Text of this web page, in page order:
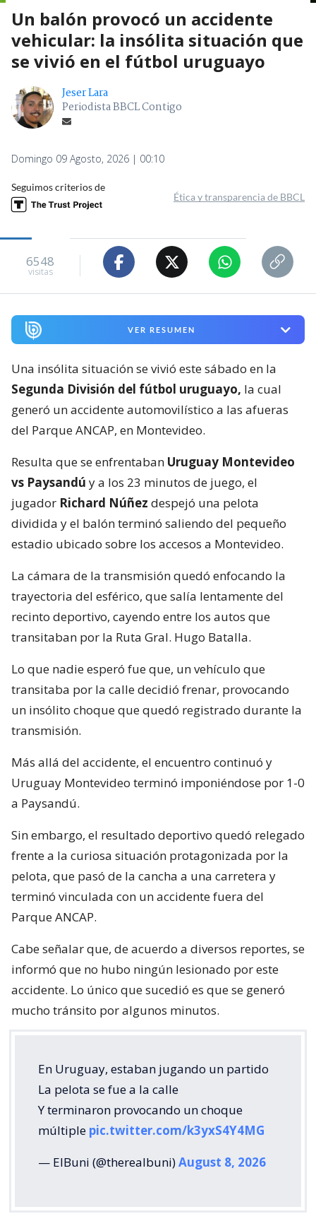
Un balón provocó un accidente
vehicular: la insólita situación que
se vivió en el fútbol uruguayo
Jeser Lara
Periodista BBCL Contigo
Domingo 09 Agosto, 2026 | 00:10
Seguimos criterios de
Ética y transparencia de BBCL
6548
visitas
VER RESUMEN
Una insólita situación se vivió este sábado en la
Segunda División del fútbol uruguayo, la cual
generó un accidente automovilístico a las afueras
del Parque ANCAP, en Montevideo.
Resulta que se enfrentaban Uruguay Montevideo
vs Paysandú y a los 23 minutos de juego, el
jugador Richard Núñez despejó una pelota
dividida y el balón terminó saliendo del pequeño
estadio ubicado sobre los accesos a Montevideo.
La cámara de la transmisión quedó enfocando la
trayectoria del esférico, que salía lentamente del
recinto deportivo, cayendo entre los autos que
transitaban por la Ruta Gral. Hugo Batalla.
Lo que nadie esperó fue que, un vehículo que
transitaba por la calle decidió frenar, provocando
un insólito choque que quedó registrado durante la
transmisión.
Más allá del accidente, el encuentro continuó y
Uruguay Montevideo terminó imponiéndose por 1-0
a Paysandú.
Sin embargo, el resultado deportivo quedó relegado
frente a la curiosa situación protagonizada por la
pelota, que pasó de la cancha a una carretera y
terminó vinculada con un accidente fuera del
Parque ANCAP.
Cabe señalar que, de acuerdo a diversos reportes, se
informó que no hubo ningún lesionado por este
accidente. Lo único que sucedió es que se generó
mucho tránsito por algunos minutos.
En Uruguay, estaban jugando un partido
La pelota se fue a la calle
Y terminaron provocando un choque
múltiple pic.twitter.com/k3yxS4Y4MG
— ElBuni (@therealbuni)August 8, 2026